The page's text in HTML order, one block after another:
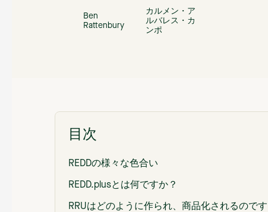
Ben
Rattenbury
カルメン・ア
ルバレス・カ
ンポ
目次
REDDの様々な色合い
REDD.plusとは何ですか？
RRUはどのように作られ、商品化されるのです